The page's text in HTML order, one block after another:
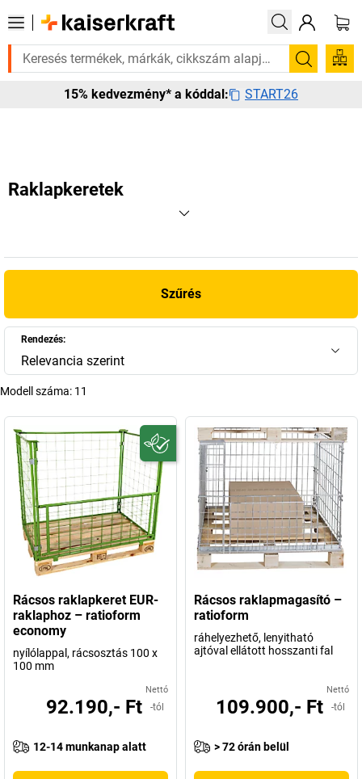
van rá? Válogatott bestseller termékeinket 3–4
Keresés
15% kedvezmény* a kóddal: START26
Raklapkeretek
Szűrés
Rendezés:
Relevancia szerint
Modell száma: 11
Rácsos raklapkeret EUR-
raklaphoz – ratioform
economy
nyílólappal, rácsosztás 100 x
100 mm
Nettó
92.190,- Ft -tól
12-14 munkanap alatt
Rácsos raklapmagasító –
ratioform
ráhelyezhető, lenyitható
ajtóval ellátott hosszanti fal
Nettó
109.900,- Ft -tól
> 72 órán belül